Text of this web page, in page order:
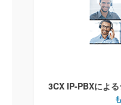
3CX IP-PBXによ